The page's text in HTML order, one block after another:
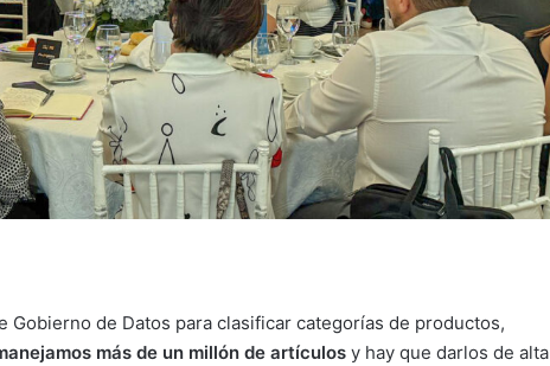
Gobierno de Datos para clasificar categorías de productos,
más de un millón de artículos y hay que darlos de alta